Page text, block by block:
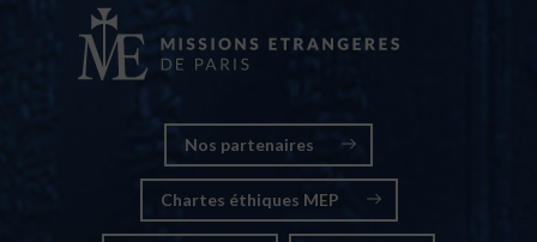
Nos partenaires
Chartes éthiques MEP